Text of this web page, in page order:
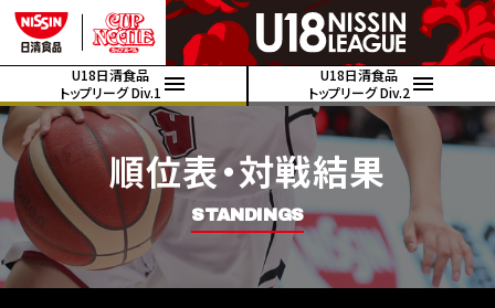
U18日清食品
トップリーグ Div.1
U18日清食品
トップリーグ Div.2
順位表・対戦結果
STANDINGS